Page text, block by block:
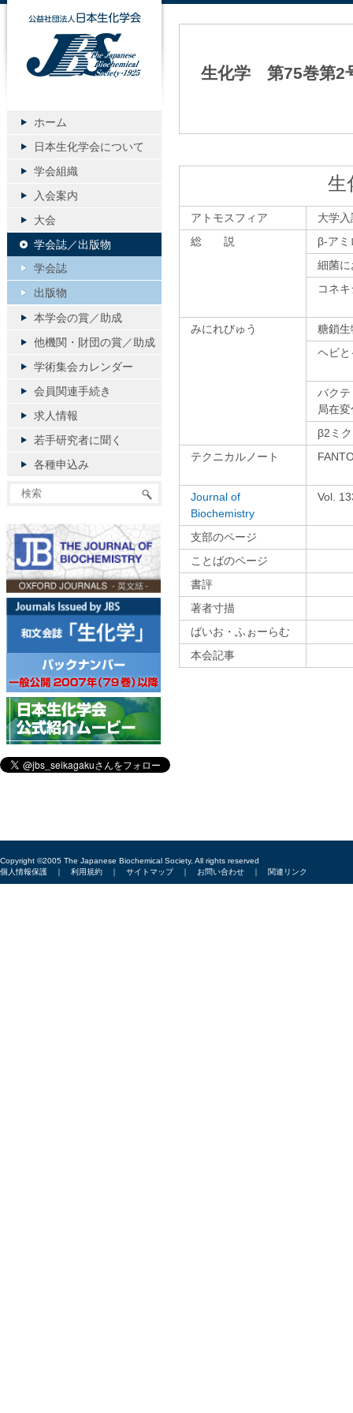
生化学 第75巻第2
生
アトモスフィア
大学
総 説
β-アミ
細菌
コネ
みにれびゅう
糖鎖
ヘビ
バク
局在
β2ミ
テクニカルノート
Journal of
Biochemistry
Vol.
支部のページ
ことばのページ
書評
著者寸描
ばいお・ふぉーらむ
本会記事
公益社団法人日本生化学会
ホーム
日本生化学会について
学会組織
入会案内
大会
学会誌／出版物
学会誌
出版物
本学会の賞／助成
他機関・財団の賞／助成
学術集会カレンダー
会員関連手続き
求人情報
若手研究者に聞く
各種申込み
Copyright ©2005 The Japanese Biochemical Society, All rights reserved
個人情報保護 ｜ 利用規約 ｜ サイトマップ｜ お問い合わせ ｜ 関連リンク